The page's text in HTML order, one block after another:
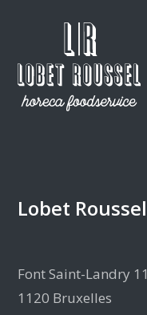
Lobet Roussel
Font Saint-Landry 11
1120 Bruxelles